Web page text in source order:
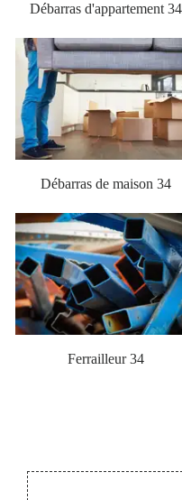
Débarras d'appartement 34
Débarras de maison 34
Ferrailleur 34